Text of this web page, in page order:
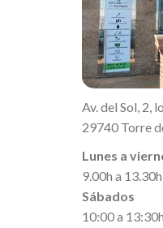
Av. del Sol, 2,
29740 Torre
Lunes a
9.00h a
Sábados
10:00 a 13:30h